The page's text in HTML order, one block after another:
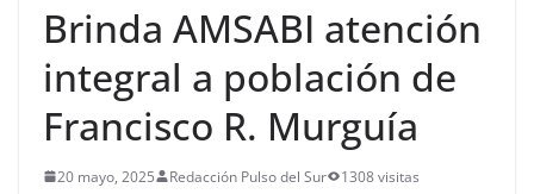
Brinda AMSABI atención
integral a población de
Francisco R. Murguía
20 mayo, 2025 Redacción Pulso del Sur 1308 visitas